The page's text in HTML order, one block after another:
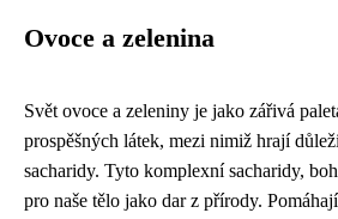
Ovoce a zelenina
Svět ovoce a zeleniny je jako zářivá
prospěšných látek, mezi nimiž hrají
sacharidy. Tyto komplexní sacharidy,
pro naše tělo jako dar z přírody.